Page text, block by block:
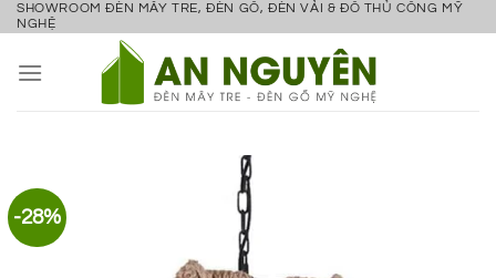
Bỏ
nội
SHOWROOM ĐÈN MÂY TRE, ĐÈN GỖ, ĐÈN VẢI & ĐỒ THỦ CÔNG MỸ
NGHỆ
-28%